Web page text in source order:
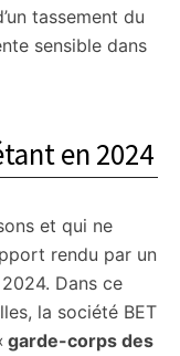
tassement du
sensible dans
en 2024
et qui ne
rendu par un
Dans ce
la société BET
garde-corps des